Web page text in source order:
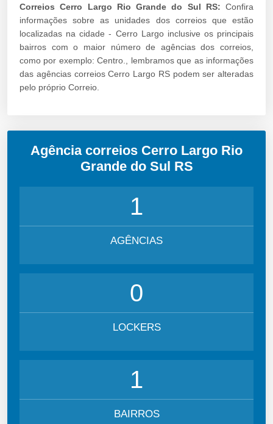
Correios Cerro Largo Rio Grande do Sul RS: Confira
informações sobre as unidades dos correios que estão
localizadas na cidade - Cerro Largo inclusive os principais
bairros com o maior número de agências dos correios,
como por exemplo: Centro., lembramos que as informações
das agências correios Cerro Largo RS podem ser alteradas
pelo próprio Correio.
Agência correios Cerro Largo Rio
Grande do Sul RS
1
AGÊNCIAS
0
LOCKERS
1
BAIRROS